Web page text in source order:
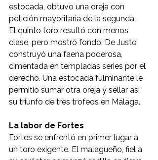
estocada, obtuvo una oreja con
petición mayoritaria de la segunda.
El quinto toro resultó con menos
clase, pero mostró fondo. De Justo
construyó una faena poderosa,
cimentada en templadas series por el
derecho. Una estocada fulminante le
permitió sumar otra oreja y sellar así
su triunfo de tres trofeos en Málaga.
La labor de Fortes
Fortes se enfrentó en primer lugar a
un toro exigente. El malagueño, fiel a